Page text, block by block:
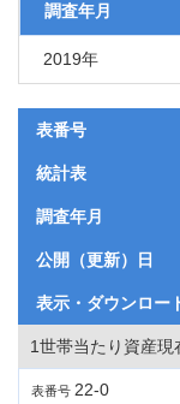
調査年月
2019年
表番号
統計表
調査年月
公開（更新）日
表示・ダウンロー
1世帯当たり資産現
表番号 22-0